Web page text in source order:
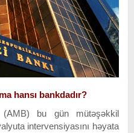
hansı bankdadır?
(AMB) bu gün mütəşəkkil
intervensiyasını həyata